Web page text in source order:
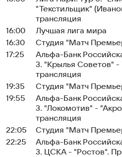
"Текстильщик"
трансляция
16:00
Лучшая лига мира
16:30
Студия "Матч
17:25
Альфа-Банк
3. "Крылья Советов" -
трансляция
19:35
Студия "Матч
19:55
Альфа-Банк
3. "Локомотив" -
трансляция
22:05
Студия "Матч
22:25
Альфа-Банк
3. ЦСКА - "Ростов".